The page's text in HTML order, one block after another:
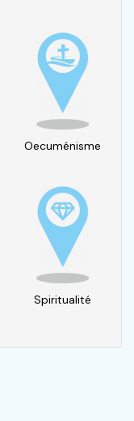
Oecuménisme
Spiritualité